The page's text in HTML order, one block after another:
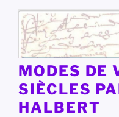
contenu
principal
MODES DE
SIÈCLES
HALBERT